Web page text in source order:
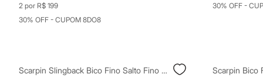
Sapatos
Sandálias e Papetes
Camisetas
2 por R$ 199
30% OFF - CUPOM 8DO8
30% OFF -
Scarpin Slingback Bico Fino Salto Fino O Diabo Veste Prada Vermelho